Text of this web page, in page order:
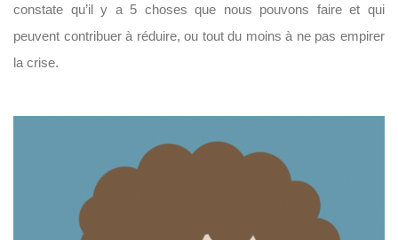
constate qu’il y a 5 choses que nous pouvons faire et qui
peuvent contribuer à réduire, ou tout du moins à ne pas empirer
la crise.